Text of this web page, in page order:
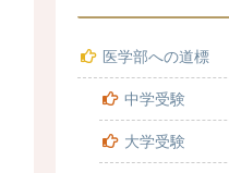
医学部への道標
中学受験
大学受験